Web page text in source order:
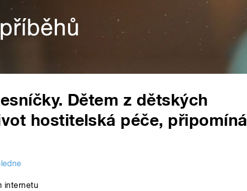
Dětem z dětských
hostitelská péče, připomíná
internetu